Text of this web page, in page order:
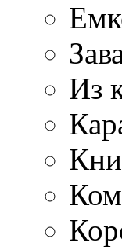
Из